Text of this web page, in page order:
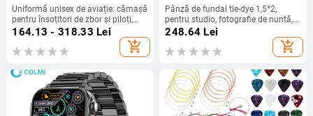
Uniformă unisex de aviație: cămașă
pentru însoțitori de zbor și piloți,
uniformă pentru Academia de
Aviație, marinari și securitate
hotelieră, îmbrăcăminte de lucru din
164.13 - 318.33 Lei
add_shopping_cart
Pânză de fundal tie-dye 1,5*2,
pentru studio, fotografie de nuntă,
îmbrăcăminte, fotografie de
costume antice, pentru pictură în
ulei, nu este reflectorizantă
248.64 Lei
add_shopping_cart